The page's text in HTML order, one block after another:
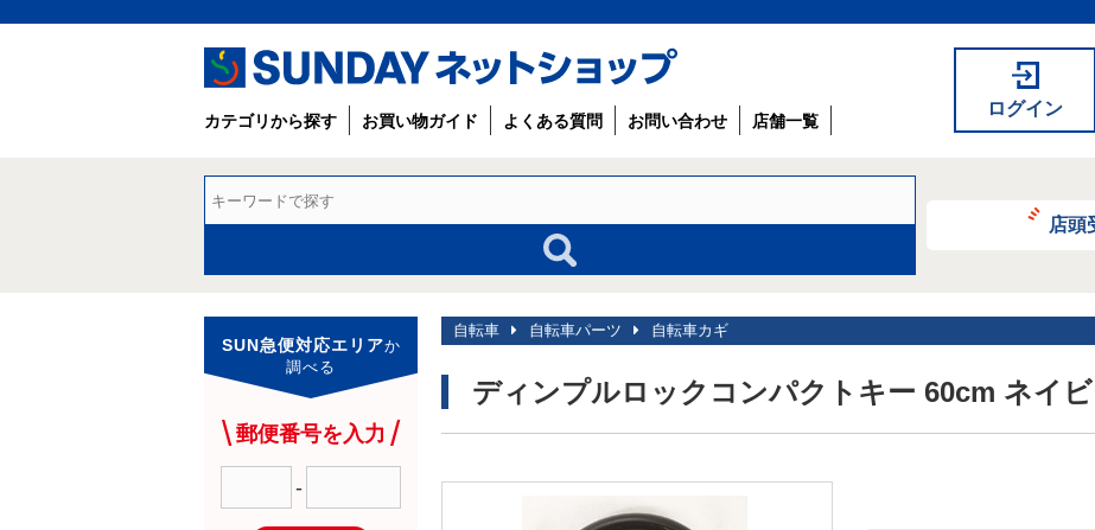
ログイン
カテゴリから探す お買い物ガイド よくある質問 お問い合わせ 店舗一覧
店頭
自転車 自転車パーツ 自転車カギ
ディンプルロックコンパクトキー 60cm ネイ
SUN急便対応エリアか
調べる
郵便番号を入力
-